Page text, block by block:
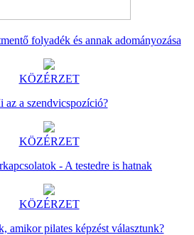
folyadék és annak adományozása
KÖZÉRZET
az a szendvicspozíció?
KÖZÉRZET
- A testedre is hatnak
KÖZÉRZET
amikor pilates képzést választunk?